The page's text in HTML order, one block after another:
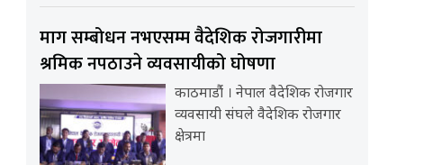
माग सम्बोधन नभएसम्म वैदेशिक रोजगारीमा
श्रमिक नपठाउने व्यवसायीको घोषणा
काठमाडौंं । नेपाल वैदेशिक रोजगार
व्यवसायी संघले वैदेशिक रोजगार
क्षेत्रमा